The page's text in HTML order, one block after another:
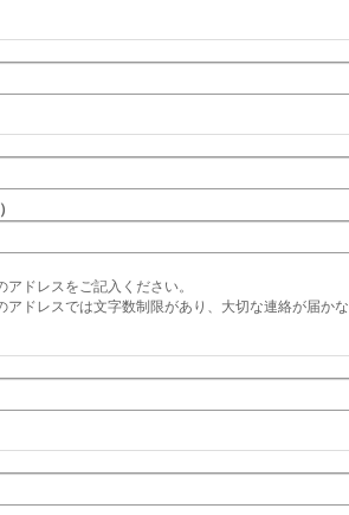
アドレスをご記入ください。
アドレスでは文字数制限があり、大切な連絡が届かな